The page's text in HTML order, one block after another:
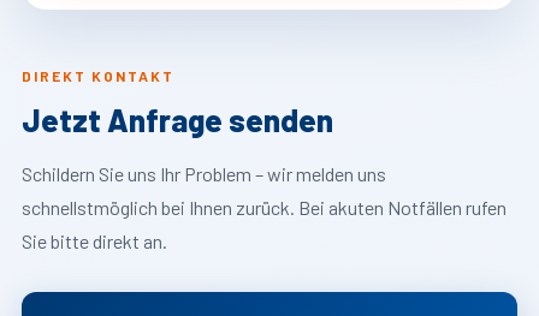
DIREKT KONTAKT
Jetzt Anfrage senden
Schildern Sie uns Ihr Problem – wir melden uns
schnellstmöglich bei Ihnen zurück. Bei akuten Notfällen rufen
Sie bitte direkt an.